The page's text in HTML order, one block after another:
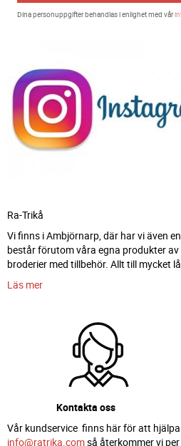
Dina personuppgifter behandlas i enlighet med vår
Ra-Trikå
Vi finns i Ambjörnarp, där har vi även
består förutom våra egna produkter
broderier med tillbehör. Allt till mycket
Läs mer
Kontakta oss
Vår kundservice finns här för att
info@ratrika.comså återkommer vi